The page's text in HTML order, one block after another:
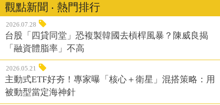
觀點新聞 ‧ 熱門排行
2026.07.28
台股「四貸同堂」恐複製韓國去槓桿風暴？陳威良揭
「融資體脂率」不高
2026.05.21
主動式ETF好夯！專家曝「核心＋衛星」混搭策略：用
被動型當定海神針